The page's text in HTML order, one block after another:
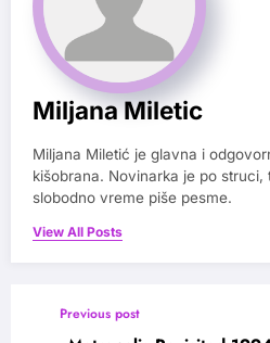
Miljana Miletic
Miljana Miletić je glavna i
kišobrana. Novinarka je po struci,
slobodno vreme piše pesme.
View All Posts
Previous post